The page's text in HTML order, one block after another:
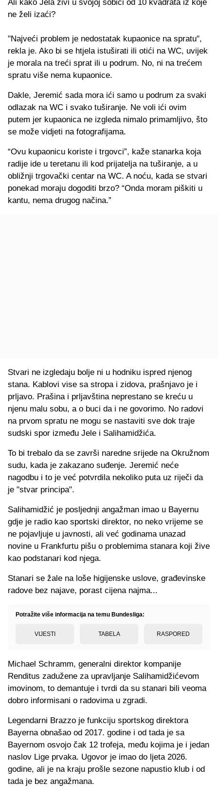
Ali kako Jela živi u svojoj sobici od 10 kvadrata iz koje
ne želi izaći?
"Najveći problem je nedostatak kupaonice na spratu",
rekla je. Ako bi se htjela istuširati ili otići na WC, uvijek
je morala na treći sprat ili u podrum. No, ni na trećem
spratu više nema kupaonice.
Dakle, Jeremić sada mora ići samo u podrum za svaki
odlazak na WC i svako tuširanje. Ne voli ići ovim
putem jer kupaonica ne izgleda nimalo primamljivo, što
se može vidjeti na fotografijama.
“Ovu kupaonicu koriste i trgovci”, kaže stanarka koja
radije ide u teretanu ili kod prijatelja na tuširanje, a u
obližnji trgovački centar na WC. A noću, kada se stvari
ponekad moraju dogoditi brzo? “Onda moram piškiti u
kantu, nema drugog načina.”
Stvari ne izgledaju bolje ni u hodniku ispred njenog
stana. Kablovi vise sa stropa i zidova, prašnjavo je i
prljavo. Prašina i prljavština neprestano se kreću u
njenu malu sobu, a o buci da i ne govorimo. No radovi
na prvom spratu ne mogu se nastaviti sve dok traje
sudski spor između Jele i Salihamidžića.
To bi trebalo da se završi naredne srijede na Okružnom
sudu, kada je zakazano suđenje. Jeremić neće
nagodbu i to je već potvrdila nekoliko puta uz riječi da
je "stvar principa".
Salihamidžić je posljednji angažman imao u Bayernu
gdje je radio kao sportski direktor, no neko vrijeme se
ne pojavljuje u javnosti, ali već godinama unazad
novine u Frankfurtu pišu o problemima stanara koji žive
kao podstanari kod njega.
Stanari se žale na loše higijenske uslove, građevinske
radove bez najave, porast cijena najma...
Potražite više informacija na temu Bundesliga:
VIJESTI TABELA RASPORED
Michael Schramm, generalni direktor kompanije
Renditus zadužene za upravljanje Salihamidžićevom
imovinom, to demantuje i tvrdi da su stanari bili veoma
dobro informisani o radovima u zgradi.
Legendarni Brazzo je funkciju sportskog direktora
Bayerna obnašao od 2017. godine i od tada je sa
Bayernom osvojo čak 12 trofeja, među kojima je i jedan
naslov Lige prvaka. Ugovor je imao do ljeta 2026.
godine, ali je na kraju prošle sezone napustio klub i od
tada je bez angažmana.